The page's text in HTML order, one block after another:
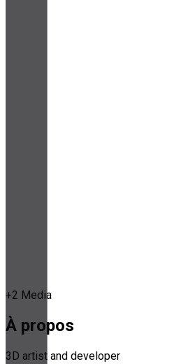
+2 Media
À propos
3D artist and developer